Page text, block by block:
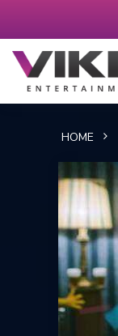
HOME